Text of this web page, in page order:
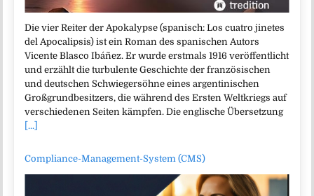
Die vier Reiter der Apokalypse (spanisch: Los cuatro jinetes
del Apocalipsis) ist ein Roman des spanischen Autors
Vicente Blasco Ibáñez. Er wurde erstmals 1916 veröffentlicht
und erzählt die turbulente Geschichte der französischen
und deutschen Schwiegersöhne eines argentinischen
Großgrundbesitzers, die während des Ersten Weltkriegs auf
verschiedenen Seiten kämpfen. Die englische Übersetzung
[...]
Compliance-Management-System (CMS)